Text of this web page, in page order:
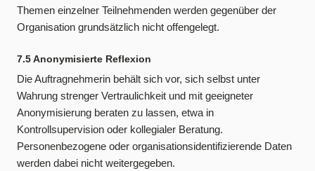
Themen einzelner Teilnehmenden werden gegenüber der
Organisation grundsätzlich nicht offengelegt.
7.5 Anonymisierte Reflexion
Die Auftragnehmerin behält sich vor, sich selbst unter
Wahrung strenger Vertraulichkeit und mit geeigneter
Anonymisierung beraten zu lassen, etwa in
Kontrollsupervision oder kollegialer Beratung.
Personenbezogene oder organisationsidentifizierende Daten
werden dabei nicht weitergegeben.